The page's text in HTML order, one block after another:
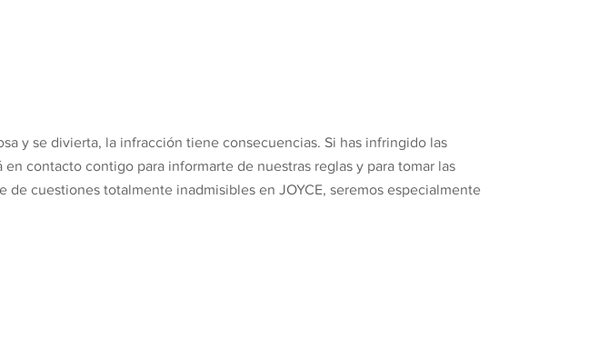
y se divierta, la infracción tiene consecuencias. Si has infringido las
contacto contigo para informarte de nuestras reglas y para tomar las
cuestiones totalmente inadmisibles en JOYCE, seremos especialmente